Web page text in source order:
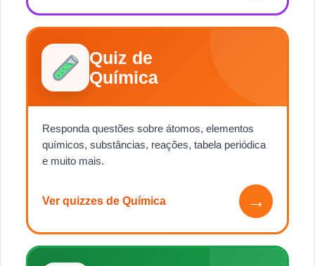
Quiz de
Química
Responda questões sobre átomos, elementos
químicos, substâncias, reações, tabela periódica
e muito mais.
Ver quizzes de Química →